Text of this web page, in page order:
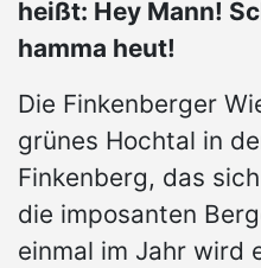
heißt: Hey Mann!
hamma heut!
Die Finkenberger
grünes Hochtal in
Finkenberg, das
die imposanten
einmal im Jahr wird